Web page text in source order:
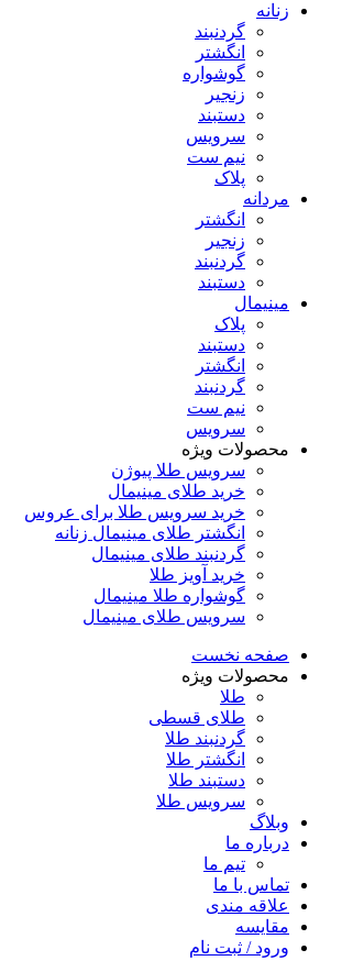
زنانه
گردنبند
انگشتر
گوشواره
زنجیر
دستبند
سرویس
نیم ست
پلاک
مردانه
انگشتر
زنجیر
گردنبند
دستبند
مینیمال
پلاک
دستبند
انگشتر
گردنبند
نیم ست
سرویس
محصولات ویژه
سرویس طلا پیوژن
خرید طلای مینیمال
خرید سرویس طلا برای عروس
انگشتر طلای مینیمال زنانه
گردنبند طلای مینیمال
خرید آویز طلا
گوشواره طلا مینیمال
سرویس طلای مینیمال
صفحه نخست
محصولات ویژه
طلا
طلای قسطی
گردنبند طلا
انگشتر طلا
دستبند طلا
سرویس طلا
وبلاگ
درباره ما
تیم ما
تماس با ما
علاقه مندی
مقایسه
ورود / ثبت نام